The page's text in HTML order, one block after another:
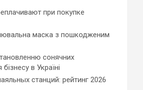
при покупке
маска з пошкодженим
сонячних
в Україні
станций: рейтинг 2026